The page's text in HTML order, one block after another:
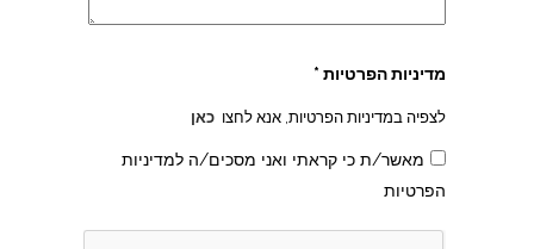
מדיניות הפרטיות *
לצפיה במדיניות הפרטיות, אנא לחצו כאן
מאשר/ת כי קראתי ואני מסכים/ה למדיניות
הפרטיות